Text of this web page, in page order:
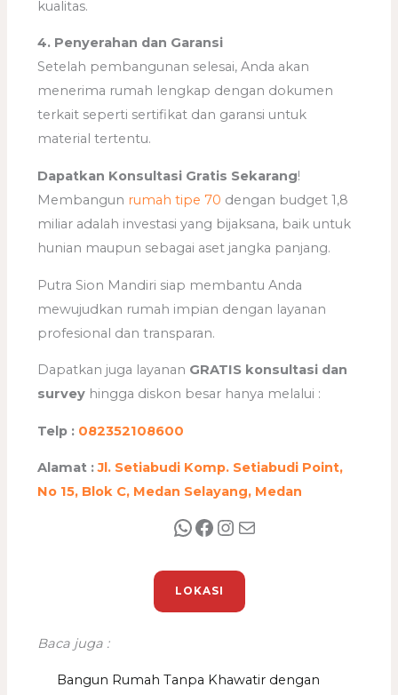
kualitas.
4. Penyerahan dan Garansi
Setelah pembangunan selesai, Anda akan
menerima rumah lengkap dengan dokumen
terkait seperti sertifikat dan garansi untuk
material tertentu.
Dapatkan Konsultasi Gratis Sekarang!
Membangun rumah tipe 70 dengan budget 1,8
miliar adalah investasi yang bijaksana, baik untuk
hunian maupun sebagai aset jangka panjang.
Putra Sion Mandiri siap membantu Anda
mewujudkan rumah impian dengan layanan
profesional dan transparan.
Dapatkan juga layanan GRATIS konsultasi dan
survey hingga diskon besar hanya melalui :
Telp : 082352108600
Alamat :Jl. Setiabudi Komp. Setiabudi Point,
No 15, Blok C, Medan Selayang, Medan
LOKASI
Baca juga :
Bangun Rumah Tanpa Khawatir dengan